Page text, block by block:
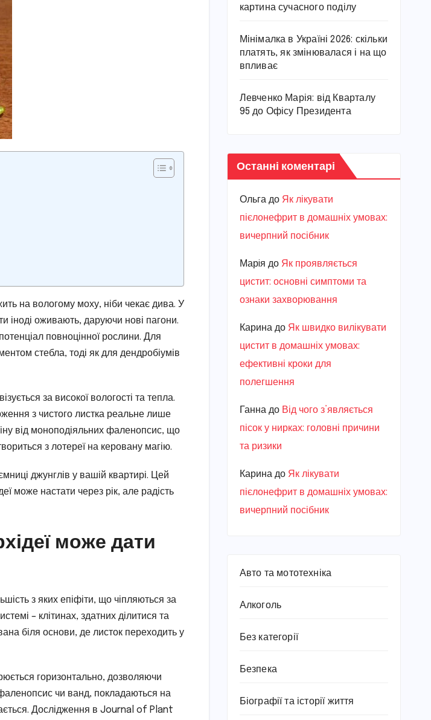
на вологому моху, ніби чекає дива. У
іноді оживають, даруючи нові пагони.
повноцінної рослини. Для
стебла, тоді як для дендробіумів
за високої вологості та тепла.
з чистого листка реальне лише
від моноподіяльних фаленопсис, що
з лотереї на керовану магію.
джунглів у вашій квартирі. Цей
може настати через рік, але радість
може дати
з яких епіфіти, що чіпляються за
– клітинах, здатних ділитися та
біля основи, де листок переходить у
горизонтально, дозволяючи
чи ванд, покладаються на
Дослідження в Journal of Plant
картина сучасного поділу
Мінімалка в Україні 2026: скільки
платять, як змінювалася і на що
впливає
Левченко Марія: від Кварталу
95 до Офісу Президента
Останні коментарі
Ольгадо Як лікувати
пієлонефрит в домашніх умовах:
вичерпний посібник
Марiя до Як проявляється
цистит: основні симптоми та
ознаки захворювання
Каринадо Як швидко вилікувати
цистит в домашніх умовах:
ефективні кроки для
полегшення
Ганнадо Від чого з’являється
пісок у нирках: головні причини
та ризики
Каринадо Як лікувати
пієлонефрит в домашніх умовах:
вичерпний посібник
Авто та мототехніка
Алкоголь
Без категорії
Безпека
Біографії та історії життя